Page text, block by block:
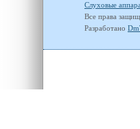
Слуховые
Все права
Разработано